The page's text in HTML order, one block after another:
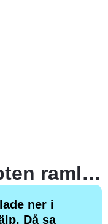
En brittisk sjökapten ramlade ner i vattnet och skrek efter hjälp. Då sa göteborgaren:
ner i
Då sa